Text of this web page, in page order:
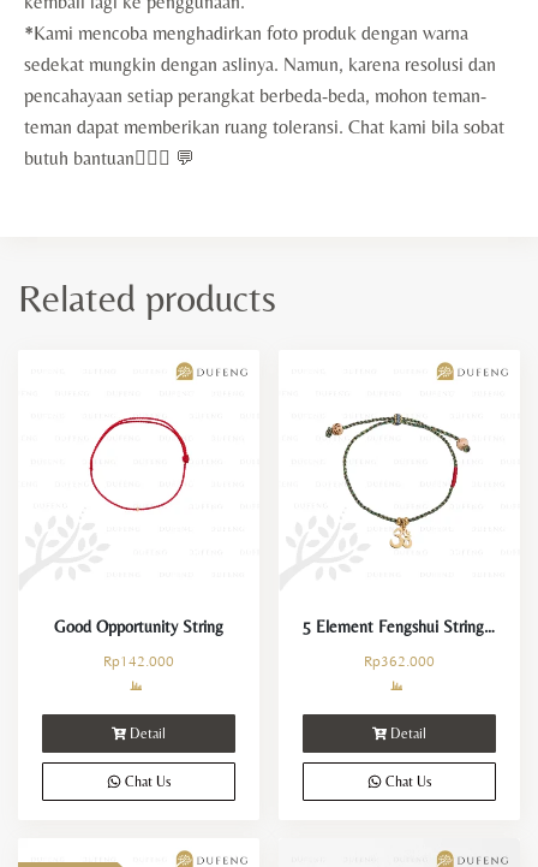
*Kami mencoba menghadirkan foto produk dengan warna
sedekat mungkin dengan aslinya. Namun, karena resolusi dan
pencahayaan setiap perangkat berbeda-beda, mohon teman-
teman dapat memberikan ruang toleransi. Chat kami bila sobat
butuh bantuan🙇🏻‍♀️ 💬
Related products
Good Opportunity String
Rp142.000
Detail
Chat Us
5 Element Fengshui String – Wood
Rp362.000
Detail
Chat Us